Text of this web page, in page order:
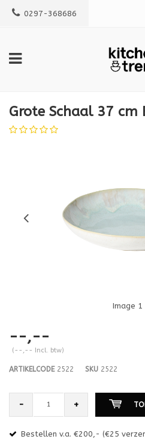
0297-368686
Grote Schaal 37 cm
Image 1
--,--
(--,-- Incl. btw)
ARTIKELCODE2522 SKU 2522
- +
Bestellen v.a. €200,- (€25